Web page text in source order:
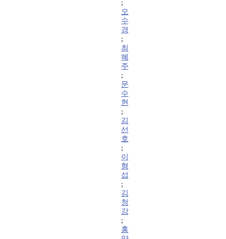
;
오
수
경
;
최
혜
주
;
문
수
현
;
김
선
호
;
이
형
섭
;
김
청
강
;
홍